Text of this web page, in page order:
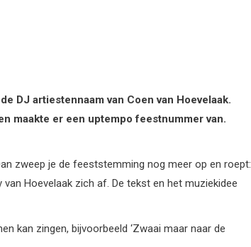
DJ artiestennaam van Coen van Hoevelaak.
maakte er een uptempo feestnummer van.
zweep je de feeststemming nog meer op en roept:
Hoevelaak zich af. De tekst en het muziekidee
kan zingen, bijvoorbeeld ‘Zwaai maar naar de